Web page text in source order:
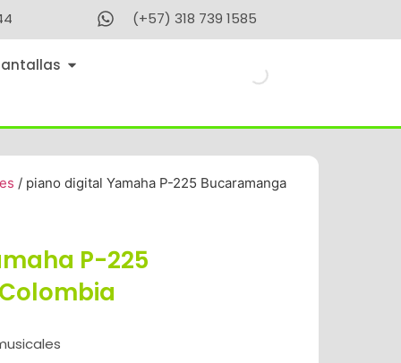
(+57) 318 739 1585
/ piano digital Yamaha P-225 Bucaramanga
P-225